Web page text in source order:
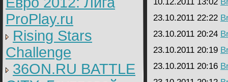
ProPlay.ru
Rising Stars
Challenge
36ON.RU BATTLE
23.10.2011 22:22
23.10.2011 20:24
23.10.2011 20:19
23.10.2011 20:16